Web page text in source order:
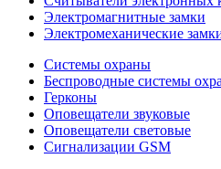
Электромагнитные замки
Электромеханические
Системы охраны
Беспроводные системы
Герконы
Оповещатели звуковые
Оповещатели световые
Сигнализации GSM